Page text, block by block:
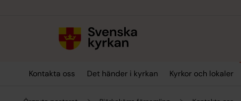
Kontakta oss Det händer i kyrkan Kyrkor och lokaler